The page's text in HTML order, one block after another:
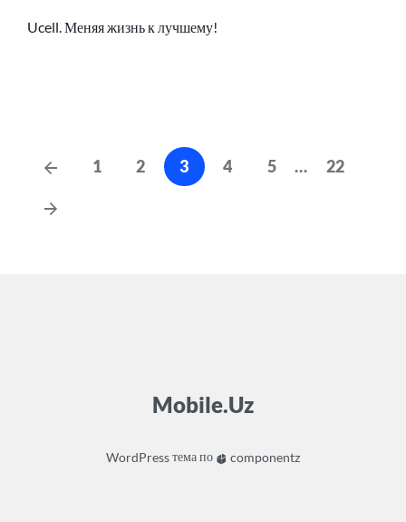
Ucell. Меняя жизнь к лучшему!
Навигация
Предыдущие
1 2 3 4 5 …
22
Следующие
Mobile.Uz
WordPressтема по componentz